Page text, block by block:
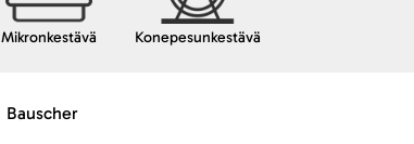
Mikronkestävä Konepesunkestävä
Bauscher